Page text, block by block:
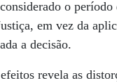
o
em vez da
a decisão.
revela as